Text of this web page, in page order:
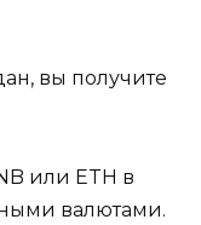
вы получите
или ETH в
валютами.